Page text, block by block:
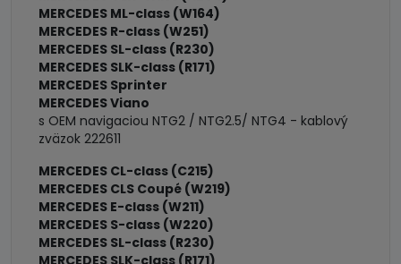
MERCEDES ML-class (W164)
MERCEDES R-class (W251)
MERCEDES SL-class (R230)
MERCEDES SLK-class (R171)
MERCEDES Sprinter
MERCEDES Viano
s OEM navigaciou NTG2 / NTG2.5/ NTG4 - kablový
zväzok 222611
MERCEDES CL-class (C215)
MERCEDES CLS Coupé (W219)
MERCEDES E-class (W211)
MERCEDES S-class (W220)
MERCEDES SL-class (R230)
MERCEDES SLK-class (R171)